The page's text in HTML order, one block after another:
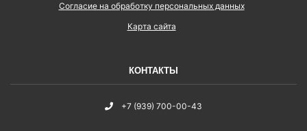
Согласие на обработку персональных данных
Карта сайта
КОНТАКТЫ
+7 (939) 700-00-43